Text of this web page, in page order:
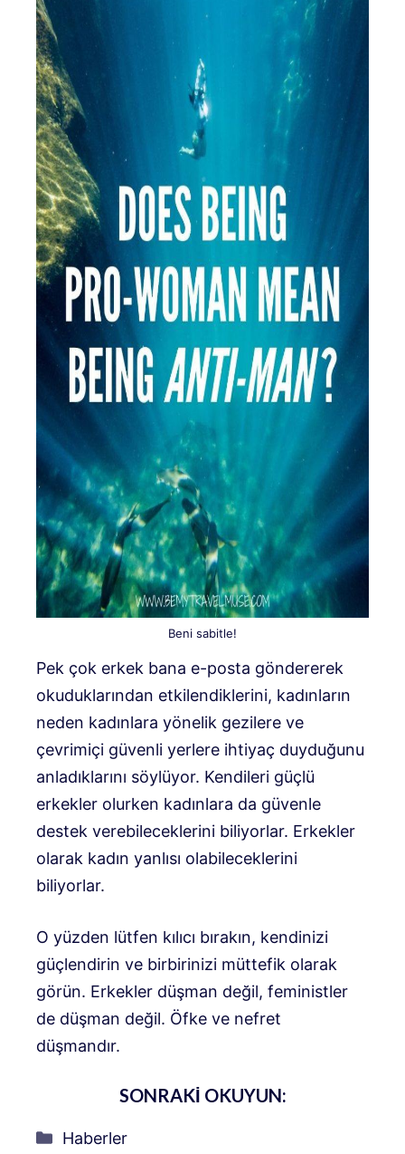
Beni sabitle!
Pek çok erkek bana e-posta göndererek
okuduklarından etkilendiklerini, kadınların
neden kadınlara yönelik gezilere ve
çevrimiçi güvenli yerlere ihtiyaç duyduğunu
anladıklarını söylüyor. Kendileri güçlü
erkekler olurken kadınlara da güvenle
destek verebileceklerini biliyorlar. Erkekler
olarak kadın yanlısı olabileceklerini
biliyorlar.
O yüzden lütfen kılıcı bırakın, kendinizi
güçlendirin ve birbirinizi müttefik olarak
görün. Erkekler düşman değil, feministler
de düşman değil. Öfke ve nefret
düşmandır.
SONRAKİ OKUYUN:
Kategoriler
Haberler